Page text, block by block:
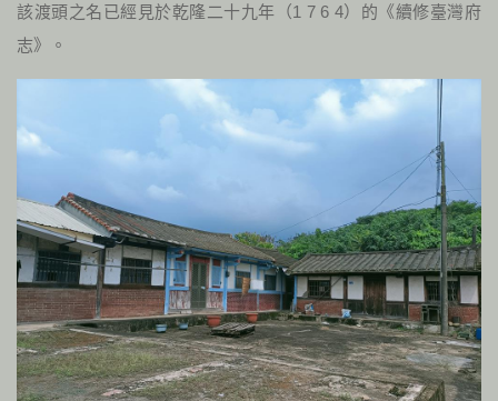
該渡頭之名已經見於乾隆二十九年（1 7 6 4）的《續修臺灣府
志》。